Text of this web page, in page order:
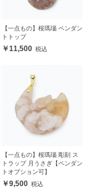
【一点もの】桜瑪瑙 ペンダン
トトップ
11,500
【一点もの】桜瑪瑙 彫刻 ス
トラップ 月うさぎ【ペンダン
トオプション可】
9,500